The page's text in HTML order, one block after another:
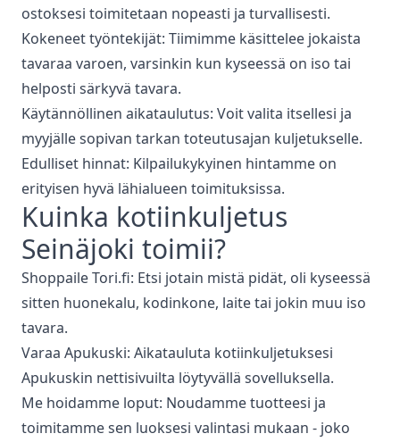
ostoksesi toimitetaan nopeasti ja turvallisesti.
Kokeneet työntekijät: Tiimimme käsittelee jokaista
tavaraa varoen, varsinkin kun kyseessä on iso tai
helposti särkyvä tavara.
Käytännöllinen aikataulutus: Voit valita itsellesi ja
myyjälle sopivan tarkan toteutusajan kuljetukselle.
Edulliset hinnat: Kilpailukykyinen hintamme on
erityisen hyvä lähialueen toimituksissa.
Kuinka kotiinkuljetus
Seinäjoki toimii?
Shoppaile Tori.fi: Etsi jotain mistä pidät, oli kyseessä
sitten huonekalu, kodinkone, laite tai jokin muu iso
tavara.
Varaa Apukuski: Aikatauluta kotiinkuljetuksesi
Apukuskin nettisivuilta löytyvällä sovelluksella.
Me hoidamme loput: Noudamme tuotteesi ja
toimitamme sen luoksesi valintasi mukaan - joko